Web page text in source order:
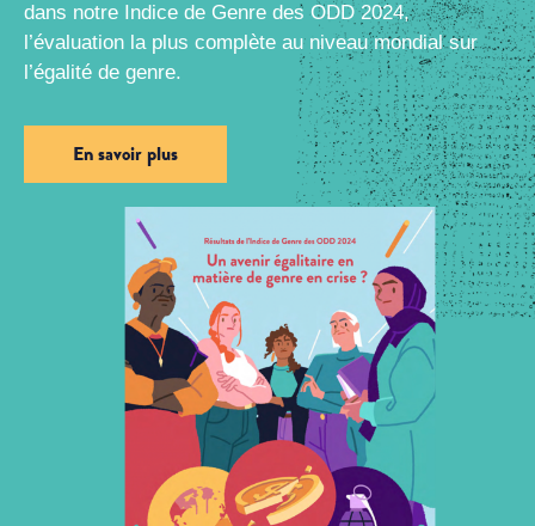
dans notre Indice de Genre des ODD 2024,
l’évaluation la plus complète au niveau mondial sur
l’égalité de genre.
En savoir plus